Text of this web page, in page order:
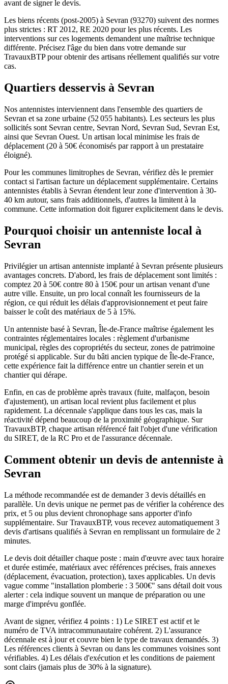
avant de signer le devis.
Les biens récents (post-2005) à Sevran (93270) suivent des normes
plus strictes : RT 2012, RE 2020 pour les plus récents. Les
interventions sur ces logements demandent une maîtrise technique
différente. Précisez l'âge du bien dans votre demande sur
TravauxBTP pour obtenir des artisans réellement qualifiés sur votre
cas.
Quartiers desservis à Sevran
Nos antennistes interviennent dans l'ensemble des quartiers de
Sevran et sa zone urbaine (52 055 habitants). Les secteurs les plus
sollicités sont Sevran centre, Sevran Nord, Sevran Sud, Sevran Est,
ainsi que Sevran Ouest. Un artisan local minimise les frais de
déplacement (20 à 50€ économisés par rapport à un prestataire
éloigné).
Pour les communes limitrophes de Sevran, vérifiez dès le premier
contact si l'artisan facture un déplacement supplémentaire. Certains
antennistes établis à Sevran étendent leur zone d'intervention à 30-
40 km autour, sans frais additionnels, d'autres la limitent à la
commune. Cette information doit figurer explicitement dans le devis.
Pourquoi choisir un antenniste local à
Sevran
Privilégier un artisan antenniste implanté à Sevran présente plusieurs
avantages concrets. D'abord, les frais de déplacement sont limités :
comptez 20 à 50€ contre 80 à 150€ pour un artisan venant d'une
autre ville. Ensuite, un pro local connaît les fournisseurs de la
région, ce qui réduit les délais d'approvisionnement et peut faire
baisser le coût des matériaux de 5 à 15%.
Un antenniste basé à Sevran, Île-de-France maîtrise également les
contraintes réglementaires locales : règlement d'urbanisme
municipal, règles des copropriétés du secteur, zones de patrimoine
protégé si applicable. Sur du bâti ancien typique de Île-de-France,
cette expérience fait la différence entre un chantier serein et un
chantier qui dérape.
Enfin, en cas de problème après travaux (fuite, malfaçon, besoin
d'ajustement), un artisan local revient plus facilement et plus
rapidement. La décennale s'applique dans tous les cas, mais la
réactivité dépend beaucoup de la proximité géographique. Sur
TravauxBTP, chaque artisan référencé fait l'objet d'une vérification
du SIRET, de la RC Pro et de l'assurance décennale.
Comment obtenir un devis de antenniste à
Sevran
La méthode recommandée est de demander 3 devis détaillés en
parallèle. Un devis unique ne permet pas de vérifier la cohérence des
prix, et 5 ou plus devient chronophage sans apporter d'info
supplémentaire. Sur TravauxBTP, vous recevez automatiquement 3
devis d'artisans qualifiés à Sevran en remplissant un formulaire de 2
minutes.
Le devis doit détailler chaque poste : main d'œuvre avec taux horaire
et durée estimée, matériaux avec références précises, frais annexes
(déplacement, évacuation, protection), taxes applicables. Un devis
vague comme "installation plomberie : 3 500€" sans détail doit vous
alerter : cela indique souvent un manque de préparation ou une
marge d'imprévu gonflée.
Avant de signer, vérifiez 4 points : 1) Le SIRET est actif et le
numéro de TVA intracommunautaire cohérent. 2) L'assurance
décennale est à jour et couvre bien le type de travaux demandés. 3)
Les références clients à Sevran ou dans les communes voisines sont
vérifiables. 4) Les délais d'exécution et les conditions de paiement
sont clairs (jamais plus de 30% à la signature).